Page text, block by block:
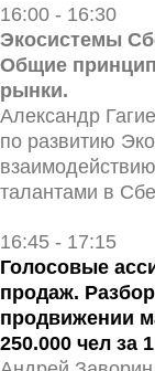
16:00 - 16:30
Экосистемы
Общие
рынки.
Александр
по развитию
талантами в
16:45 - 17:15
Голосовые
продаж.
продвижении
250.000 чел за